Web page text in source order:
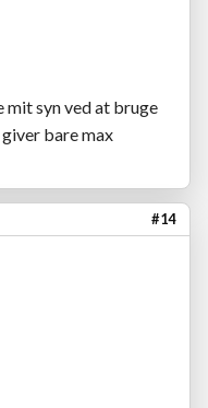
syn ved at bruge
bare max
#14